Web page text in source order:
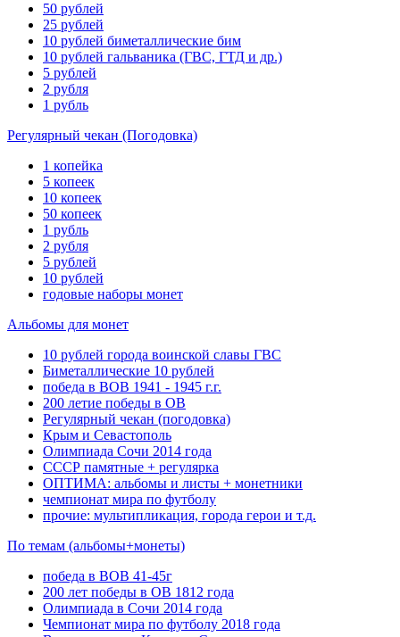
50 рублей
25 рублей
10 рублей биметаллические бим
10 рублей гальваника (ГВС, ГТД и др.)
5 рублей
2 рубля
1 рубль
Регулярный чекан (Погодовка)
1 копейка
5 копеек
10 копеек
50 копеек
1 рубль
2 рубля
5 рублей
10 рублей
годовые наборы монет
Альбомы для монет
10 рублей города воинской славы ГВС
Биметаллические 10 рублей
победа в ВОВ 1941 - 1945 г.г.
200 летие победы в ОВ
Регулярный чекан (погодовка)
Крым и Севастополь
Олимпиада Сочи 2014 года
СССР памятные + регулярка
ОПТИМА: альбомы и листы + монетники
чемпионат мира по футболу
прочие: мультипликация, города герои и т.д.
По темам (альбомы+монеты)
победа в ВОВ 41-45г
200 лет победы в ОВ 1812 года
Олимпиада в Сочи 2014 года
Чемпионат мира по футболу 2018 года